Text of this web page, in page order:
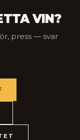
VIN?
press — svar